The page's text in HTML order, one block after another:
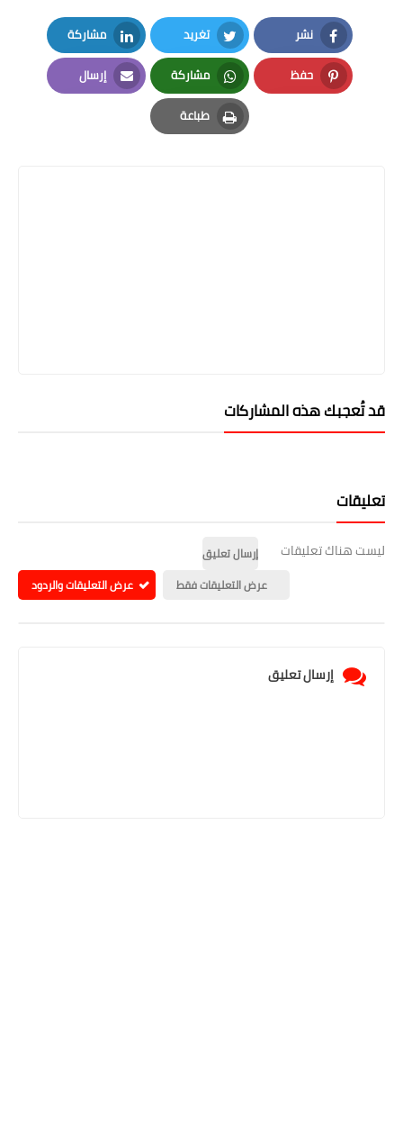
نشر
Facebook
تغريد
Twitter
مشاركة
LinkedIn
حفظ
Pinterest
مشاركة
Whatsapp
إرسال
Email
طباعة
Print
قد تُعجبك هذه المشاركات
تعليقات
ليست هناك تعليقات
إرسال تعليق
عرض التعليقات فقط
عرض التعليقات والردود
إرسال تعليق